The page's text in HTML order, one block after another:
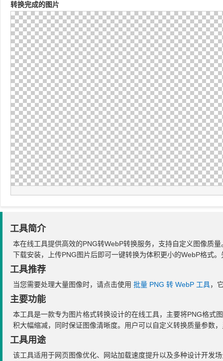
转换完成的图片
工具简介
本在线工具提供高效的PNG转WebP转换服务，支持自定义图像质
下载安装，上传PNG图片后即可一键转换为体积更小的WebP格式
工具推荐
当您需要处理大量图像时，请点击使用 批量 PNG 转 WebP 工具，
主要功能
本工具是一款专为图片格式转换设计的在线工具，主要将PNG格式
积大幅缩减，同时保证图像清晰度。用户可以自定义转换质量参数
工具用途
该工具适用于网页图像优化、网站加载速度提升以及多种设计开发